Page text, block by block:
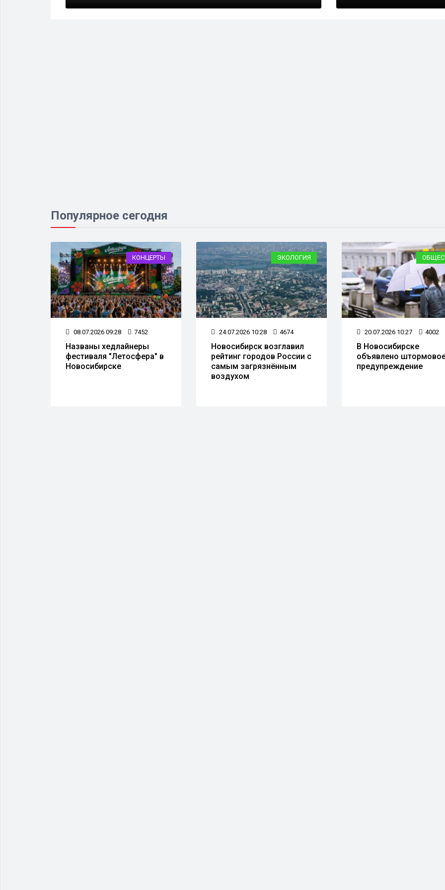
Популярное сегодня
КОНЦЕРТЫ
08.07.2026 09:28 7452
Названы хедлайнеры
фестиваля "Летосфера" в
Новосибирске
ЭКОЛОГИЯ
24.07.2026 10:28 4674
Новосибирск возглавил
рейтинг городов России с
самым загрязнённым
воздухом
20.07.2026 10:27 4002
В Новосибирске
объявлено
предупреждение